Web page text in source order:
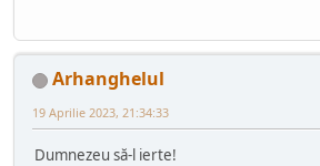
Arhanghelul
19 Aprilie 2023, 21:34:33
Dumnezeu să-l ierte!